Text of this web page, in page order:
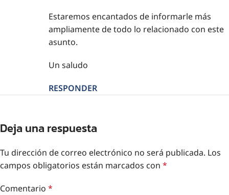
Estaremos encantados de informarle más
ampliamente de todo lo relacionado con este
asunto.
Un saludo
RESPONDER
Deja una respuesta
Tu dirección de correo electrónico no será publicada. Los
campos obligatorios están marcados con *
Comentario *